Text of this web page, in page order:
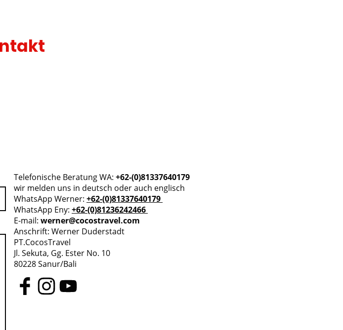
Telefonische Beratung WA: +62-(0)81337640179
wir melden uns in deutsch oder auch englisch
WhatsApp Werner: +62-(0)81337640179
WhatsApp Eny: +62-(0)81236242466
E-mail: werner@cocostravel.com
Anschrift: Werner Duderstadt
PT.CocosTravel
Jl. Sekuta, Gg. Ester No. 10
80228 Sanur/Bali